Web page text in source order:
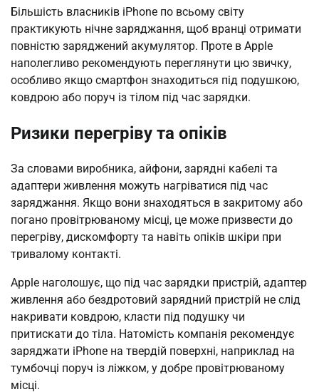
Більшість власників iPhone по всьому світу
практикують нічне заряджання, щоб вранці отримати
повністю заряджений акумулятор. Проте в Apple
наполегливо рекомендують переглянути цю звичку,
особливо якщо смартфон знаходиться під подушкою,
ковдрою або поруч із тілом під час зарядки.
Ризики перегріву та опіків
За словами виробника, айфони, зарядні кабелі та
адаптери живлення можуть нагріватися під час
заряджання. Якщо вони знаходяться в закритому або
погано провітрюваному місці, це може призвести до
перегріву, дискомфорту та навіть опіків шкіри при
тривалому контакті.
Apple наголошує, що під час зарядки пристрій, адаптер
живлення або бездротовий зарядний пристрій не слід
накривати ковдрою, класти під подушку чи
притискати до тіла. Натомість компанія рекомендує
заряджати iPhone на твердій поверхні, наприклад на
тумбочці поруч із ліжком, у добре провітрюваному
місці.